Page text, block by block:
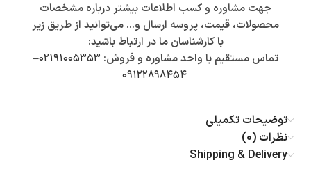
جهت مشاوره و کسب اطلاعات بیشتر درباره مشخصات
محصولات، قیمت، پروسه ارسال و… می‌توانید از طریق زیر
با کارشناسان ما در ارتباط باشید:
تماس مستقیم با واحد مشاوره و فروش: ۰۲۱۹۱۰۰۵۳۵۳–
۰۹۱۲۲۸۹۸۴۵۴
توضیحات تکمیلی
نظرات (0)
Shipping & Delivery